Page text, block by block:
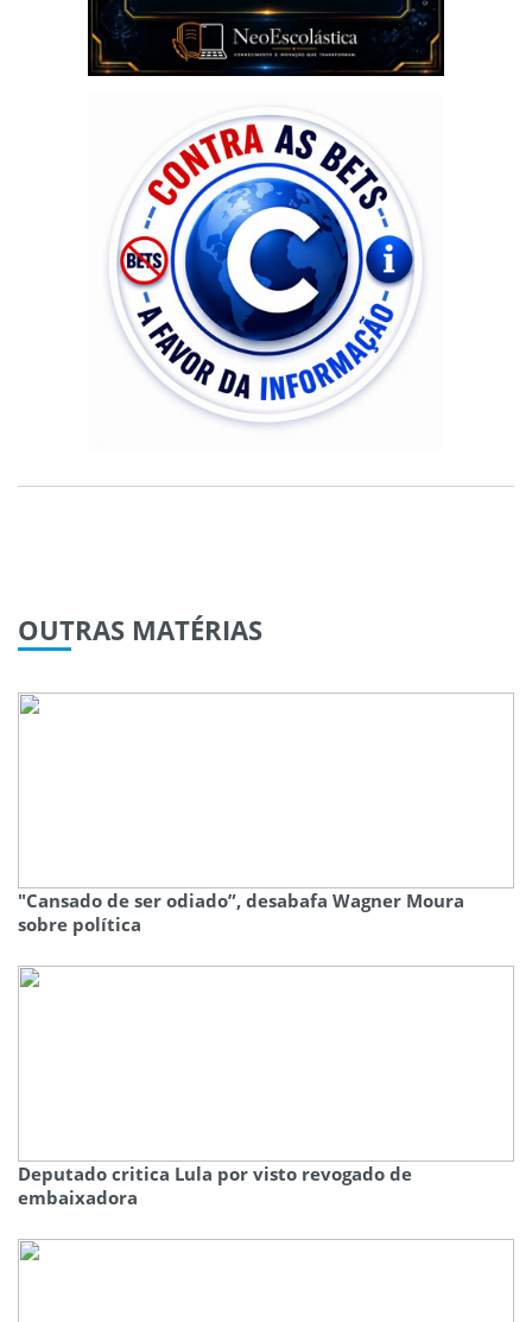
OUTRAS MATÉRIAS
"Cansado de ser odiado”, desabafa Wagner Moura
sobre política
Deputado critica Lula por visto revogado de
embaixadora